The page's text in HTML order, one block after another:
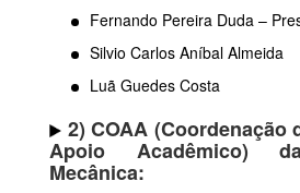
Fernando Pereira Duda –
Silvio Carlos Aníbal Almeida
Luã Guedes Costa
2) COAA (Coordenação
Apoio Acadêmico)
Mecânica: